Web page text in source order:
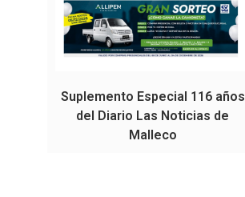
Suplemento Especial 116 años
del Diario Las Noticias de
Malleco